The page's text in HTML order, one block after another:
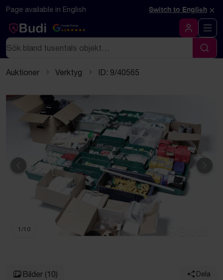
Hoppa till innehåll
Textbaserad (markdown) version av denna sida
Page available in English Switch to English ×
Google Rating
4.5
Logga in
Sök
Sök
Auktioner Verktyg ID: 9/40565
Föregående
1 /10
Bilder (10) Dela